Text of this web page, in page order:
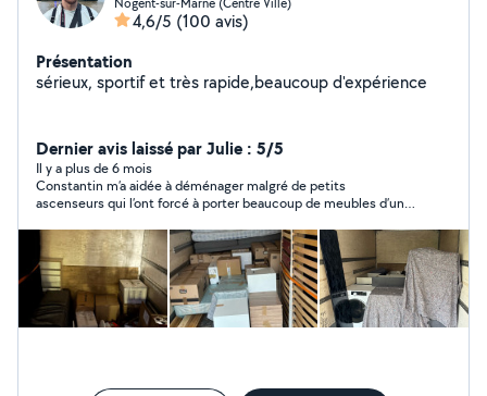
4,6/5 (100 avis)
Présentation
sérieux, sportif et très rapide,beaucoup d'expérience
Dernier avis laissé par Julie : 5/5
Il y a plus de 6 mois
Constantin m’a aidée à déménager malgré de petits
ascenseurs qui l’ont forcé à porter beaucoup de meubles d’un